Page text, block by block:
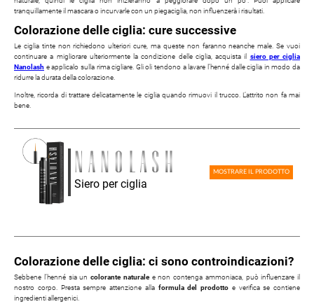
tranquillamente il mascara o incurvarle con un piegaciglia, non influenzerà i risultati.
Colorazione delle ciglia: cure successive
Le ciglia tinte non richiedono ulteriori cure, ma queste non faranno neanche male. Se vuoi
continuare a migliorare ulteriormente la condizione delle ciglia, acquista il siero per ciglia
Nanolash e applicalo sulla rima cigliare. Gli oli tendono a lavare l’henné dalle ciglia in modo da
ridurre la durata della colorazione.
Inoltre, ricorda di trattare delicatamente le ciglia quando rimuovi il trucco. L’attrito non fa mai
bene.
Siero per ciglia
MOSTRARE IL PRODOTTO
Colorazione delle ciglia: ci sono controindicazioni?
Sebbene l’henné sia un colorante naturalee non contenga ammoniaca, può influenzare il
nostro corpo. Presta sempre attenzione alla formula del prodotto e verifica se contiene
ingredienti allergenici.